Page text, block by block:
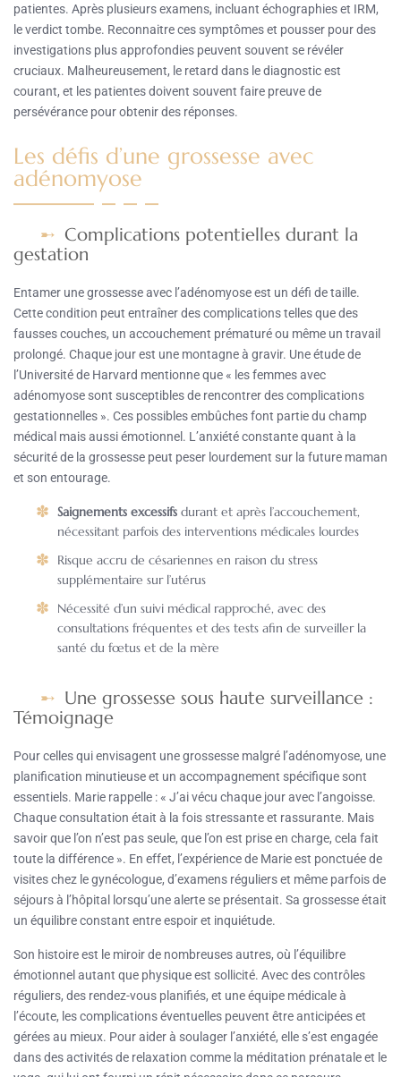
patientes. Après plusieurs examens, incluant échographies et IRM,
le verdict tombe. Reconnaitre ces symptômes et pousser pour des
investigations plus approfondies peuvent souvent se révéler
cruciaux. Malheureusement, le retard dans le diagnostic est
courant, et les patientes doivent souvent faire preuve de
persévérance pour obtenir des réponses.
Les défis d’une grossesse avec
adénomyose
Complications potentielles durant la
gestation
Entamer une grossesse avec l’adénomyose est un défi de taille.
Cette condition peut entraîner des complications telles que des
fausses couches, un accouchement prématuré ou même un travail
prolongé. Chaque jour est une montagne à gravir. Une étude de
l’Université de Harvard mentionne que « les femmes avec
adénomyose sont susceptibles de rencontrer des complications
gestationnelles ». Ces possibles embûches font partie du champ
médical mais aussi émotionnel. L’anxiété constante quant à la
sécurité de la grossesse peut peser lourdement sur la future maman
et son entourage.
Saignements excessifs durant et après l’accouchement,
nécessitant parfois des interventions médicales lourdes
Risque accru de césariennes en raison du stress
supplémentaire sur l’utérus
Nécessité d’un suivi médical rapproché, avec des
consultations fréquentes et des tests afin de surveiller la
santé du fœtus et de la mère
Une grossesse sous haute surveillance :
Témoignage
Pour celles qui envisagent une grossesse malgré l’adénomyose, une
planification minutieuse et un accompagnement spécifique sont
essentiels. Marie rappelle : « J’ai vécu chaque jour avec l’angoisse.
Chaque consultation était à la fois stressante et rassurante. Mais
savoir que l’on n’est pas seule, que l’on est prise en charge, cela fait
toute la différence ». En effet, l’expérience de Marie est ponctuée de
visites chez le gynécologue, d’examens réguliers et même parfois de
séjours à l’hôpital lorsqu’une alerte se présentait. Sa grossesse était
un équilibre constant entre espoir et inquiétude.
Son histoire est le miroir de nombreuses autres, où l’équilibre
émotionnel autant que physique est sollicité. Avec des contrôles
réguliers, des rendez-vous planifiés, et une équipe médicale à
l’écoute, les complications éventuelles peuvent être anticipées et
gérées au mieux. Pour aider à soulager l’anxiété, elle s’est engagée
dans des activités de relaxation comme la méditation prénatale et le